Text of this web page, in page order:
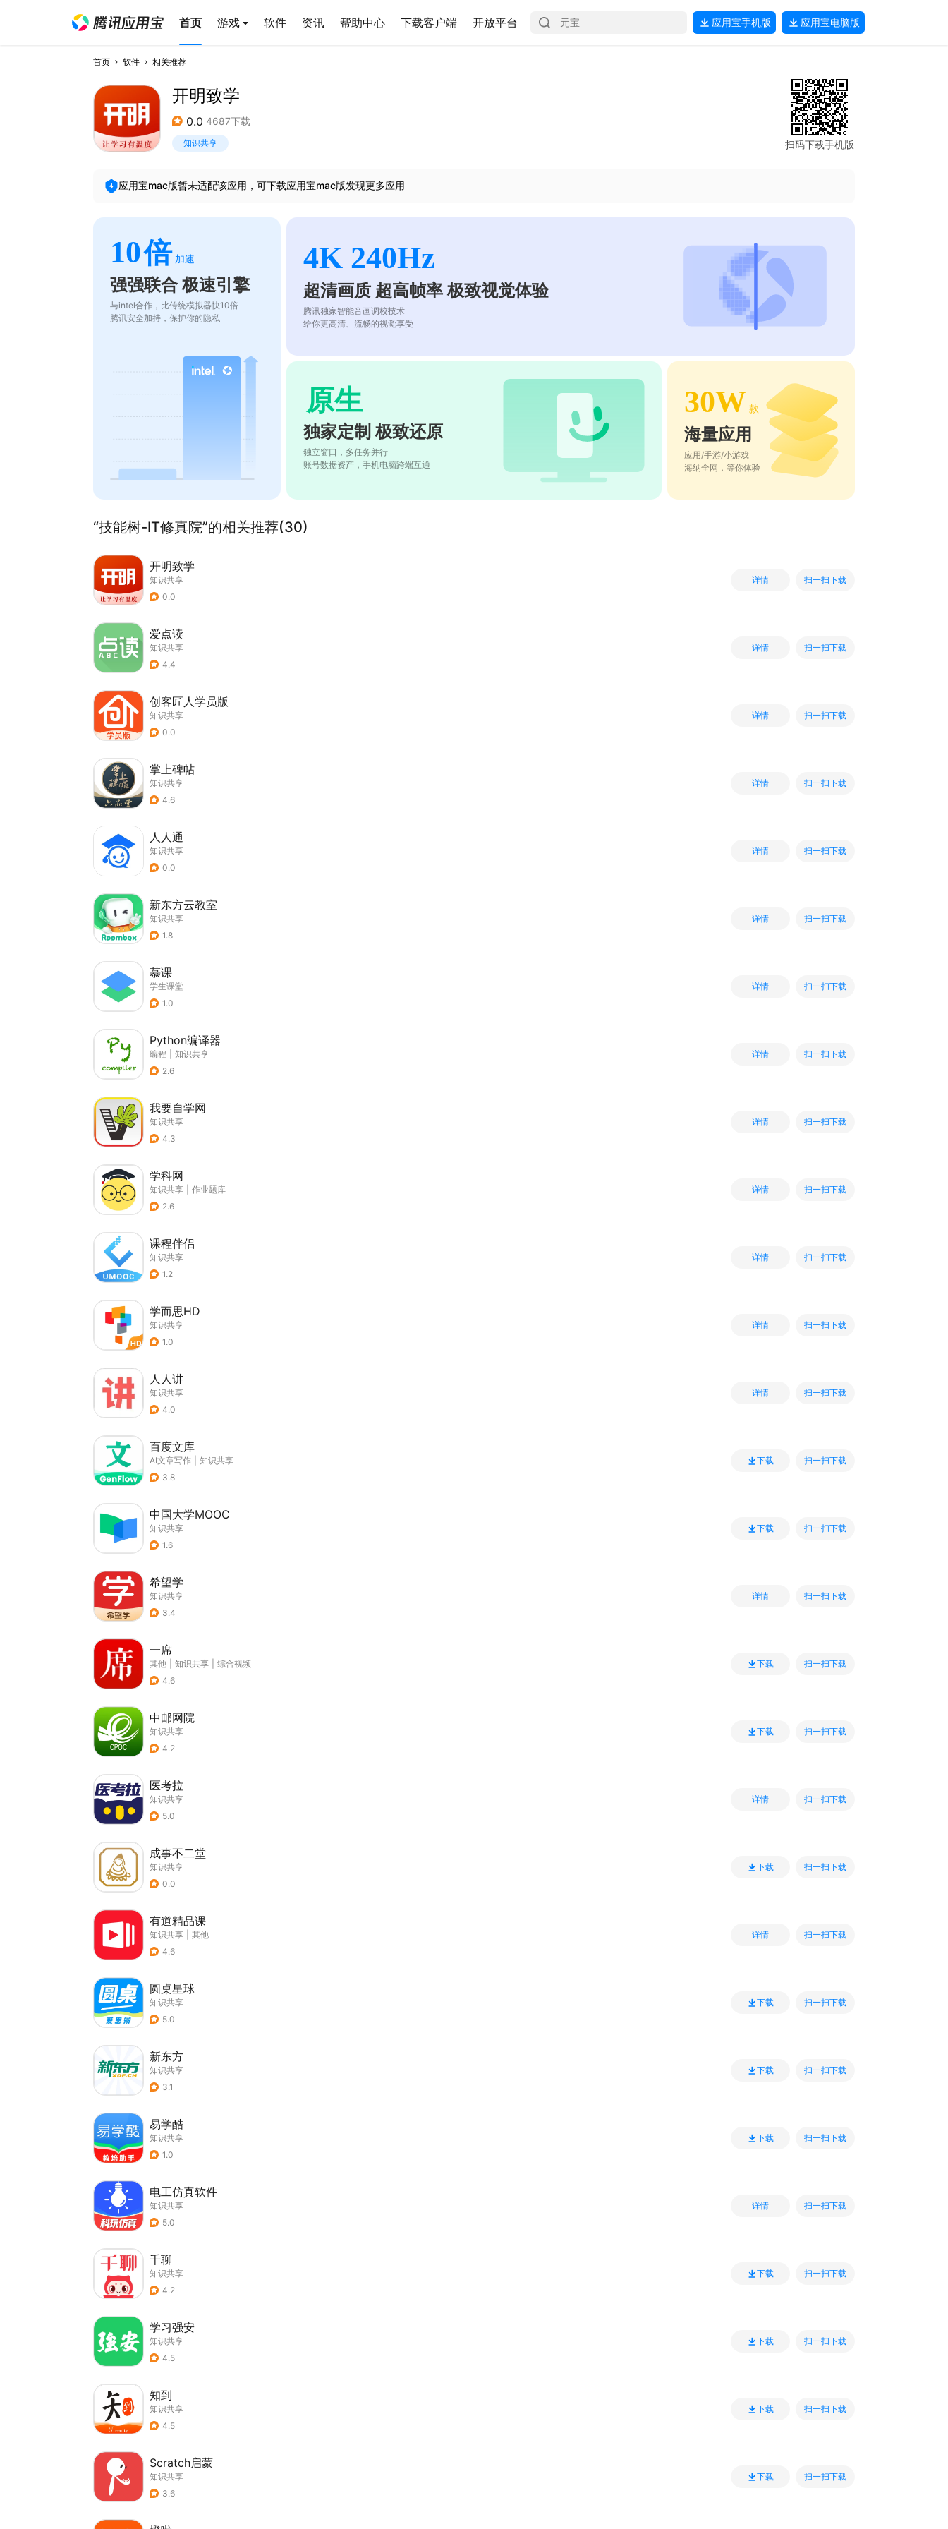
首页 游戏 软件 资讯 帮助中心 下载客户端 开放平台 应用宝手机版 应用宝电脑版
首页 软件 相关推荐
开明致学
0.0 4687下载
知识共享 扫码下载手机版
应用宝mac版暂未适配该应用，可下载应用宝mac版发现更多应用
10倍 加速
强强联合 极速引擎
与intel合作，比传统模拟器快10倍
腾讯安全加持，保护你的隐私
4K 240Hz
超清画质 超高帧率 极致视觉体验
腾讯独家智能音画调校技术
给你更高清、流畅的视觉享受
原生
独家定制 极致还原
独立窗口，多任务并行
账号数据资产，手机电脑跨端互通
30W 款
海量应用
应用/手游/小游戏
海纳全网，等你体验
“技能树-IT修真院”的相关推荐(30)
开明致学
知识共享
0.0
详情 扫一扫下载
爱点读
知识共享
4.4
详情 扫一扫下载
创客匠人学员版
知识共享
0.0
详情 扫一扫下载
掌上碑帖
知识共享
4.6
详情 扫一扫下载
人人通
知识共享
0.0
详情 扫一扫下载
新东方云教室
知识共享
1.8
详情 扫一扫下载
慕课
学生课堂
1.0
详情 扫一扫下载
Python编译器
编程
知识共享
2.6
详情 扫一扫下载
我要自学网
知识共享
4.3
详情 扫一扫下载
学科网
知识共享
作业题库
2.6
详情 扫一扫下载
课程伴侣
知识共享
1.2
详情 扫一扫下载
学而思HD
知识共享
1.0
详情 扫一扫下载
人人讲
知识共享
4.0
详情 扫一扫下载
百度文库
AI文章写作
知识共享
3.8
下载 扫一扫下载
中国大学MOOC
知识共享
1.6
下载 扫一扫下载
希望学
知识共享
3.4
详情 扫一扫下载
一席
其他 知识共享
综合视频
4.6
下载 扫一扫下载
中邮网院
知识共享
4.2
下载 扫一扫下载
医考拉
知识共享
5.0
详情 扫一扫下载
成事不二堂
知识共享
0.0
下载 扫一扫下载
有道精品课
知识共享
其他
4.6
详情 扫一扫下载
圆桌星球
知识共享
5.0
下载 扫一扫下载
新东方
知识共享
3.1
下载 扫一扫下载
易学酷
知识共享
1.0
下载 扫一扫下载
电工仿真软件
知识共享
5.0
详情 扫一扫下载
千聊
知识共享
4.2
下载 扫一扫下载
学习强安
知识共享
4.5
下载 扫一扫下载
知到
知识共享
4.5
下载 扫一扫下载
Scratch启蒙
知识共享
3.6
下载 扫一扫下载